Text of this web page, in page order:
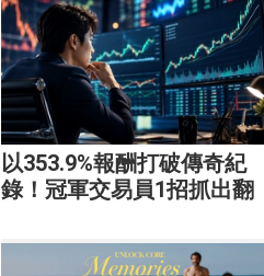
以353.9%報酬打破傳奇紀
錄！冠軍交易員1招抓出翻